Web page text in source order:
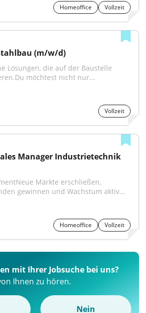
Homeoffice Vollzeit
(m/w/d)
Lösungen, die auf der Baustelle
möchtest nicht nur...
Vollzeit
Manager Industrietechnik
Märkte erschließen,
gewinnen und Wachstum aktiv...
Homeoffice Vollzeit
mit Ihrer Jobsuche bei uns?
Ihnen zu hören.
Nein